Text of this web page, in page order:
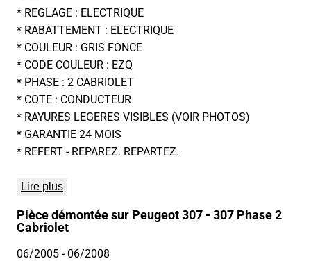
* REGLAGE : ELECTRIQUE
* RABATTEMENT : ELECTRIQUE
* COULEUR : GRIS FONCE
* CODE COULEUR : EZQ
* PHASE : 2 CABRIOLET
* COTE : CONDUCTEUR
* RAYURES LEGERES VISIBLES (VOIR PHOTOS)
* GARANTIE 24 MOIS
* REFERT - REPAREZ. REPARTEZ.
Lire plus
Pièce démontée sur Peugeot 307 - 307 Phase 2
Cabriolet
06/2005- 06/2008